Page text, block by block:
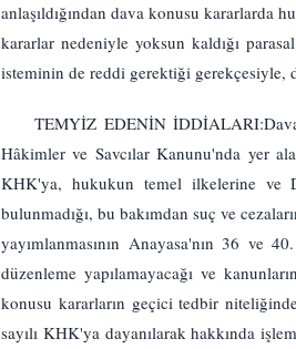
anlaşıldığından dava konusu kararlarda
kararlar nedeniyle yoksun kaldığı
isteminin de reddi gerektiği gerekçesiyle,
TEMYİZ EDENİN
Hâkimler ve Savcılar Kanunu'nda yer
KHK'ya, hukukun temel ilkelerine ve
bulunmadığı, bu bakımdan suç ve
yayımlanmasının Anayasa'nın 36 ve
düzenleme yapılamayacağı ve
konusu kararların geçici tedbir
sayılı KHK'ya dayanılarak hakkında